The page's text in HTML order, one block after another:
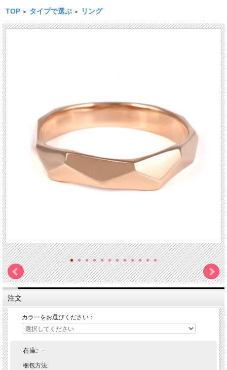
TOP > タイプで選ぶ > リング
注文
カラーをお選びください：
在庫: －
梱包方法: